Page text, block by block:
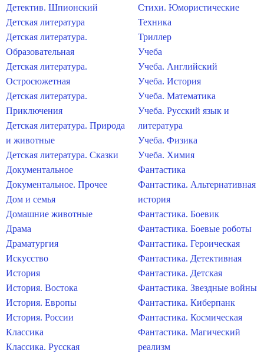
Детектив. Шпионский
Детская литература
Детская литература.
Образовательная
Детская литература.
Остросюжетная
Детская литература.
Приключения
Детская литература. Природа
и животные
Детская литература. Сказки
Документальное
Документальное. Прочее
Дом и семья
Домашние животные
Драма
Драматургия
Искусство
История
История. Востока
История. Европы
История. России
Классика
Классика. Русская
Стихи. Юмористические
Техника
Триллер
Учеба
Учеба. Английский
Учеба. История
Учеба. Математика
Учеба. Русский язык и
литература
Учеба. Физика
Учеба. Химия
Фантастика
Фантастика. Альтернативная
история
Фантастика. Боевик
Фантастика. Боевые роботы
Фантастика. Героическая
Фантастика. Детективная
Фантастика. Детская
Фантастика. Звездные войны
Фантастика. Киберпанк
Фантастика. Космическая
Фантастика. Магический
реализм